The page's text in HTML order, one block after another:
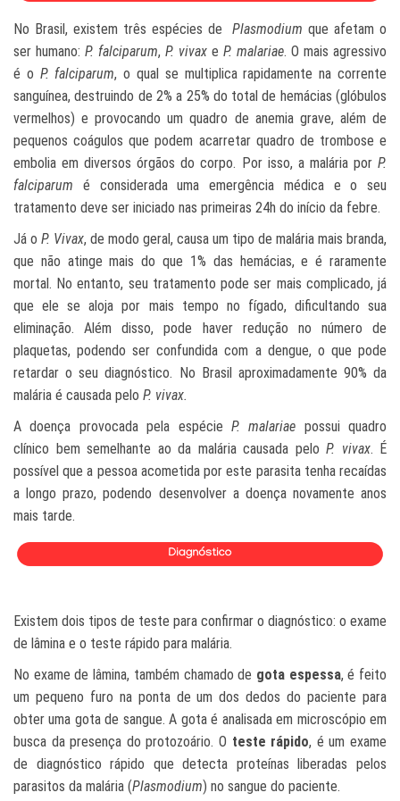
No Brasil, existem três espécies dePlasmodium que afetam o
ser humano: P. falciparum, P. vivax e P. malariae. O mais agressivo
é o P. falciparum, o qual se multiplica rapidamente na corrente
sanguínea, destruindo de 2% a 25% do total de hemácias (glóbulos
vermelhos) e provocando um quadro de anemia grave, além de
pequenos coágulos que podem acarretar quadro de trombose e
embolia em diversos órgãos do corpo. Por isso, a malária por P.
falciparum é considerada uma emergência médica e o seu
tratamento deve ser iniciado nas primeiras 24h do início da febre.
Já o P. Vivax, de modo geral, causa um tipo de malária mais branda,
que não atinge mais do que 1% das hemácias, e é raramente
mortal. No entanto, seu tratamento pode ser mais complicado, já
que ele se aloja por mais tempo no fígado, dificultando sua
eliminação. Além disso, pode haver redução no número de
plaquetas, podendo ser confundida com a dengue, o que pode
retardar o seu diagnóstico. No Brasil aproximadamente 90% da
malária é causada pelo P. vivax.
A doença provocada pela espécie P. malariae possui quadro
clínico bem semelhante ao da malária causada pelo P. vivax. É
possível que a pessoa acometida por este parasita tenha recaídas
a longo prazo, podendo desenvolver a doença novamente anos
mais tarde.
Existem dois tipos de teste para confirmar o diagnóstico: o exame
de lâmina e o teste rápido para malária.
No exame de lâmina, também chamado de gota espessa, é feito
um pequeno furo na ponta de um dos dedos do paciente para
obter uma gota de sangue. A gota é analisada em microscópio em
busca da presença do protozoário. O teste rápido, é um exame
de diagnóstico rápido que detecta proteínas liberadas pelos
parasitos da malária (Plasmodium) no sangue do paciente.